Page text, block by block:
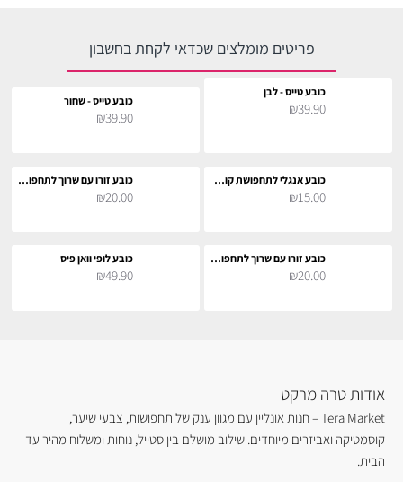
פריטים מומלצים שכדאי לקחת בחשבון
כובע טייס - לבן
₪39.90 כובע טייס - שחור
₪39.90
כובע אנגלי לתחפושת קוספליי
₪15.00
כובע זורו עם שרוך לתחפושת קוספליי
₪20.00
כובע זורו עם שרוך לתחפושת קוספליי
₪20.00
כובע לופי וואן פיס
₪49.90
אודות טרה מרקט
Tera Market – חנות אונליין עם מגוון ענק של תחפושות, צבעי שיער,
קוסמטיקה ואביזרים מיוחדים. שילוב מושלם בין סטייל, נוחות ומשלוח מהיר עד
הבית.